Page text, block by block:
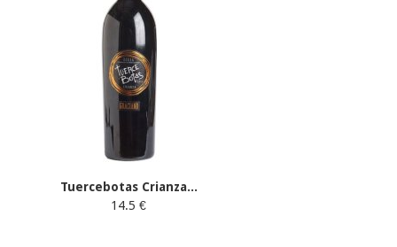
Tuercebotas Crianza...
14.5 €